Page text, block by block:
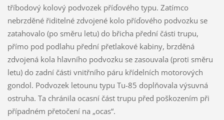
tříbodový kolový podvozek příďového typu. Zatímco
nebrzděné řiditelné zdvojené kolo příďového podvozku se
zatahovalo (po směru letu) do břicha přední části trupu,
přímo pod podlahu přední přetlakové kabiny, brzděná
zdvojená kola hlavního podvozku se zasouvala (proti směru
letu) do zadní části vnitřního páru křídelních motorových
gondol. Podvozek letounu typu Tu-85 doplňovala výsuvná
ostruha. Ta chránila ocasní část trupu před poškozením při
případném přetočení na „ocas“.